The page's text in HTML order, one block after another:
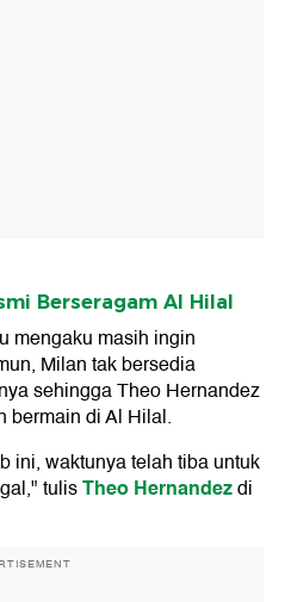
Berseragam Al Hilal
mengaku masih ingin
Milan tak bersedia
sehingga Theo Hernandez
bermain di Al Hilal.
ini, waktunya telah tiba untuk
tulisTheo Hernandezdi